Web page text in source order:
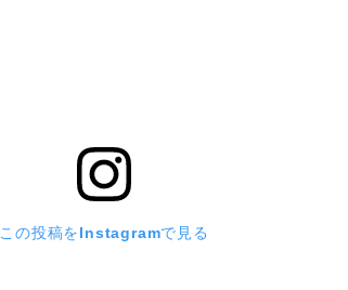
この投稿をInstagramで見る